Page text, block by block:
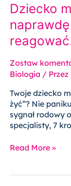
Dziecko
Zostaw
Biologia / Przez
Twoje dziecko
żyć”? Nie
sygnał rodowy
specjalisty, 7
reagować.
Read More »